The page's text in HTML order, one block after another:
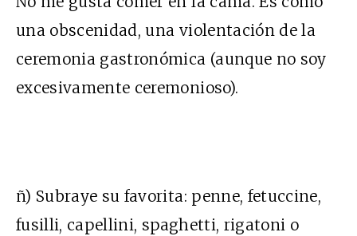
una obscenidad, una violentación de la
ceremonia gastronómica (aunque no soy
excesivamente ceremonioso).
ñ) Subraye su favorita: penne, fetuccine,
fusilli, capellini, spaghetti, rigatoni o